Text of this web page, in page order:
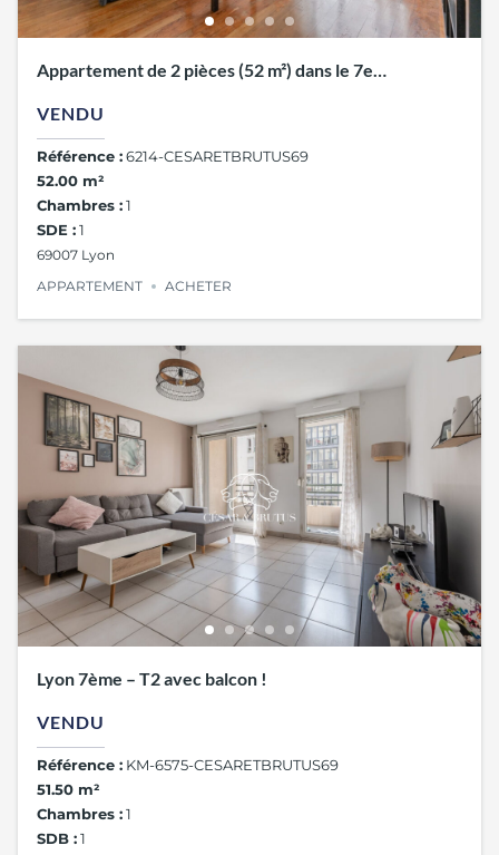
Appartement de 2 pièces (52 m²) dans le 7e
VENDU
Référence :6214-CESARETBRUTUS69
52.00 m²
Chambres :1
SDE :1
69007 Lyon
APPARTEMENT
ACHETER
Lyon 7ème – T2 avec balcon !
VENDU
Référence :KM-6575-CESARETBRUTUS69
51.50 m²
Chambres :1
SDB :1